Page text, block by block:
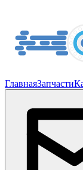
ГлавнаяЗапчасти